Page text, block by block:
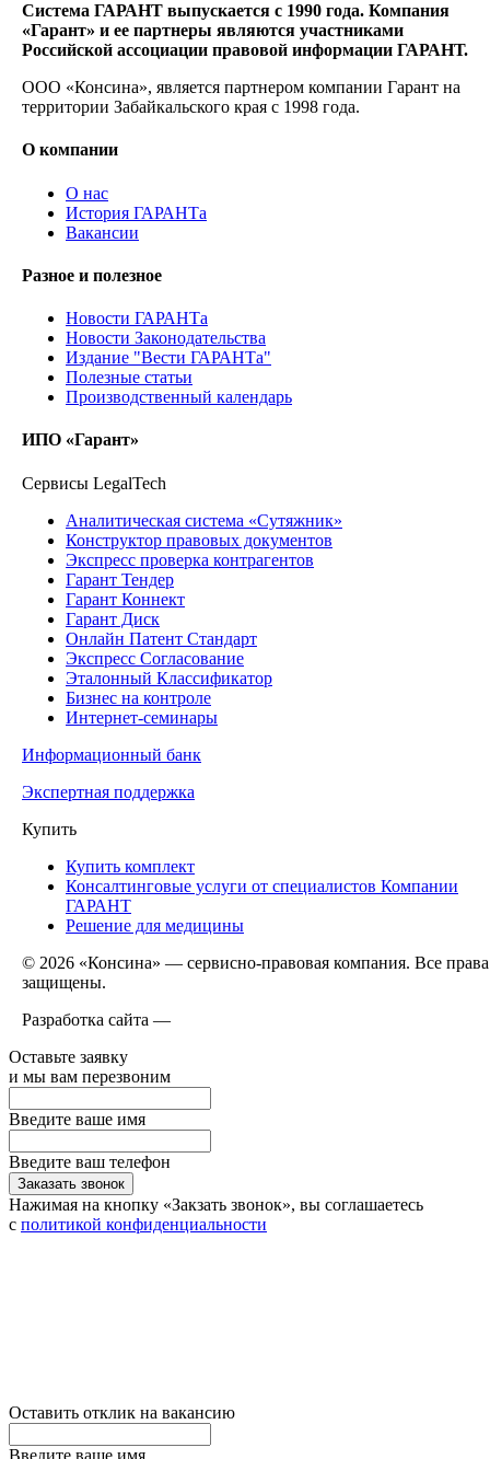
Система ГАРАНТ выпускается с 1990 года. Компания
«Гарант» и ее партнеры являются участниками
Российской ассоциации правовой информации ГАРАНТ.
ООО «Консина», является партнером компании Гарант на
территории Забайкальского края с 1998 года.
О компании
О нас
История ГАРАНТа
Вакансии
Разное и полезное
Новости ГАРАНТа
Новости Законодательства
Издание "Вести ГАРАНТа"
Полезные статьи
Производственный календарь
ИПО «Гарант»
Сервисы LegalTech
Аналитическая система «Сутяжник»
Конструктор правовых документов
Экспресс проверка контрагентов
Гарант Тендер
Гарант Коннект
Гарант Диск
Онлайн Патент Стандарт
Экспресс Согласование
Эталонный Классификатор
Бизнес на контроле
Интернет-семинары
Информационный банк
Экспертная поддержка
Купить
Купить комплект
Консалтинговые услуги от специалистов Компании
ГАРАНТ
Решение для медицины
© 2026 «Консина» — сервисно-правовая компания. Все права
защищены.
Разработка сайта —
Оставьте заявку
и мы вам перезвоним
Введите ваше имя
Введите ваш телефон
Заказать звонок
Нажимая на кнопку «Закзать звонок», вы соглашаетесь
с политикой конфиденциальности
Оставить отклик на вакансию
Введите ваше имя